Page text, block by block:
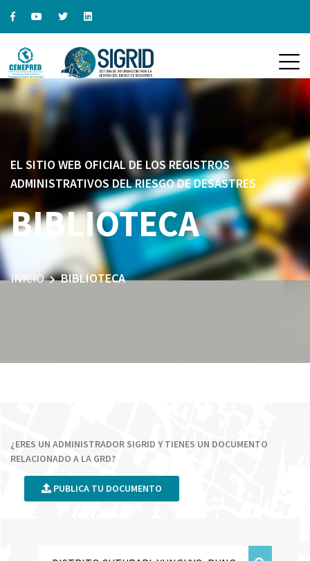
EL SITIO WEB OFICIAL DE LOS REGISTROS
ADMINISTRATIVOS DEL RIESGO DE DESASTRES
BIBLIOTECA
INICIO BIBLIOTECA
¿ERES UN ADMINISTRADOR SIGRID Y TIENES UN DOCUMENTO
RELACIONADO A LA GRD?
PUBLICA TU DOCUMENTO